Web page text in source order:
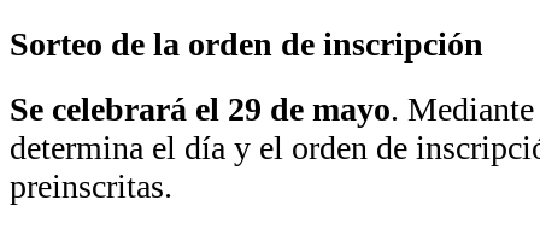
Sorteo de la orden de inscripción
Se celebrará el 29 de mayo.
determina el día y el orden de
preinscritas.